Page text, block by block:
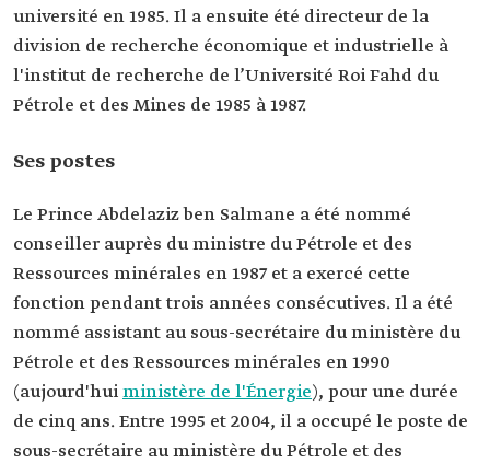
université en 1985. Il a ensuite été directeur de la
division de recherche économique et industrielle à
l'institut de recherche de l’Université Roi Fahd du
Pétrole et des Mines de 1985 à 1987.
Ses postes
Le Prince Abdelaziz ben Salmane a été nommé
conseiller auprès du ministre du Pétrole et des
Ressources minérales en 1987 et a exercé cette
fonction pendant trois années consécutives. Il a été
nommé assistant au sous-secrétaire du ministère du
Pétrole et des Ressources minérales en 1990
(aujourd'huiministère de l'Énergie), pour une durée
de cinq ans. Entre 1995 et 2004, il a occupé le poste de
sous-secrétaire au ministère du Pétrole et des